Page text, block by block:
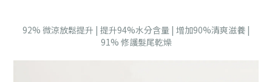
92% 微涼放鬆提升 | 提升94%水分含量 | 增加90%清爽滋養 |
91% 修護髮尾乾燥